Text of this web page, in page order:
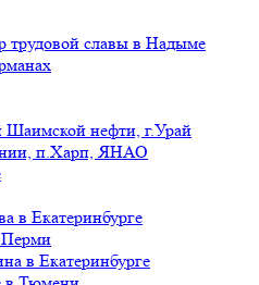
трудовой славы в Надыме
Шаимской нефти, г.Урай
п.Харп, ЯНАО
в Екатеринбурге
в Екатеринбурге